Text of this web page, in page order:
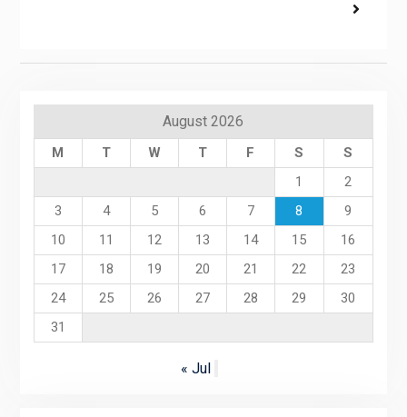
August 2026
M T W T F S
S
1
2
3
4 5 6 7 8
9
10
11 12 13 14 15
16
17
18 19 20 21 22
23
24
25 26 27 28 29
30
31
« Jul